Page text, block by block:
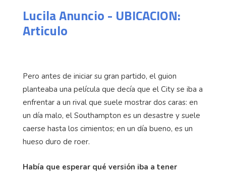
Lucila Anuncio - UBICACION:
Articulo
Pero antes de iniciar su gran partido, el guion
planteaba una película que decía que el City se iba a
enfrentar a un rival que suele mostrar dos caras: en
un día malo, el Southampton es un desastre y suele
caerse hasta los cimientos; en un día bueno, es un
hueso duro de roer.
Había que esperar qué versión iba a tener